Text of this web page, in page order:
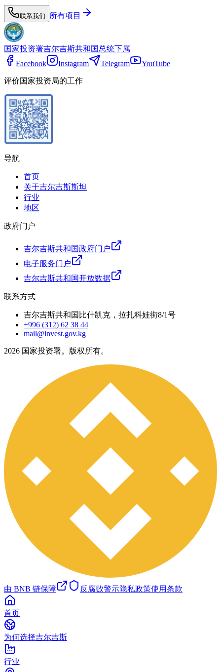
联系我们 所有项目
国家投资署吉尔吉斯共和国总统下属
Facebook
Instagram Telegram YouTube
评价国家投资局的工作
导航
首页
关于吉尔吉斯斯坦
行业
地区
政府门户
吉尔吉斯共和国政府门户
电子服务门户
吉尔吉斯共和国开放数据
联系方式
吉尔吉斯共和国比什凯克，拉扎科娃街8/1号
+996 (312) 62 38 44
mail@invest.gov.kg
2026 国家投资署。版权所有。
由 BNB 链保障 反腐败警示隐私政策使用条款
首页
为何选择吉尔吉斯
行业